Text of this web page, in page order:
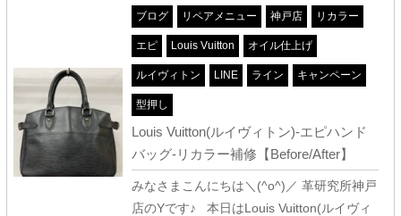
ブログ リペアメニュー 神戸店 リカラー
エピ Louis Vuitton オイル仕上げ
ルイヴィトン LINE ライン キャンペーン
型押し
Louis Vuitton(ルイヴィトン)-エピハンド
バッグ-リカラー補修【Before/After】
みなさまこんにちは＼(^o^)／ 革研究所神戸
店のYです♪ 本日はLouis Vuitton(ルイヴィ